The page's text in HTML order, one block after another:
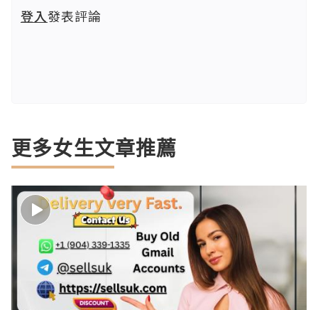
登入發表評論
更多女生文章推薦